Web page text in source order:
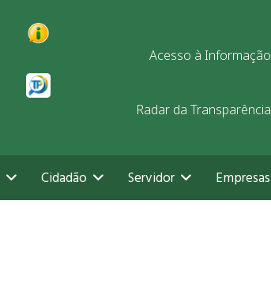
Acesso à Informação
Radar da Transparência
Cidadão Servidor Empresas